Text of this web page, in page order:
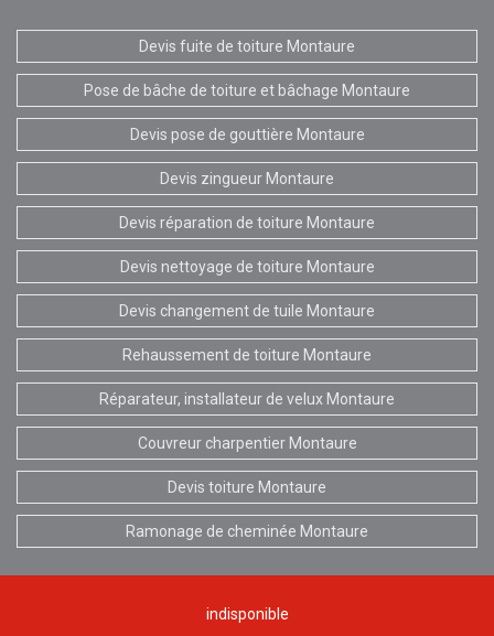
Devis fuite de toiture Montaure
Pose de bâche de toiture et bâchage Montaure
Devis pose de gouttière Montaure
Devis zingueur Montaure
Devis réparation de toiture Montaure
Devis nettoyage de toiture Montaure
Devis changement de tuile Montaure
Rehaussement de toiture Montaure
Réparateur, installateur de velux Montaure
Couvreur charpentier Montaure
Devis toiture Montaure
Ramonage de cheminée Montaure
indisponible